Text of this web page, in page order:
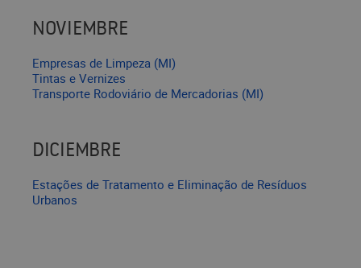
NOVIEMBRE
Empresas de Limpeza (MI)
Tintas e Vernizes
Transporte Rodoviário de Mercadorias (MI)
DICIEMBRE
Estações de Tratamento e Eliminação de Resíduos
Urbanos